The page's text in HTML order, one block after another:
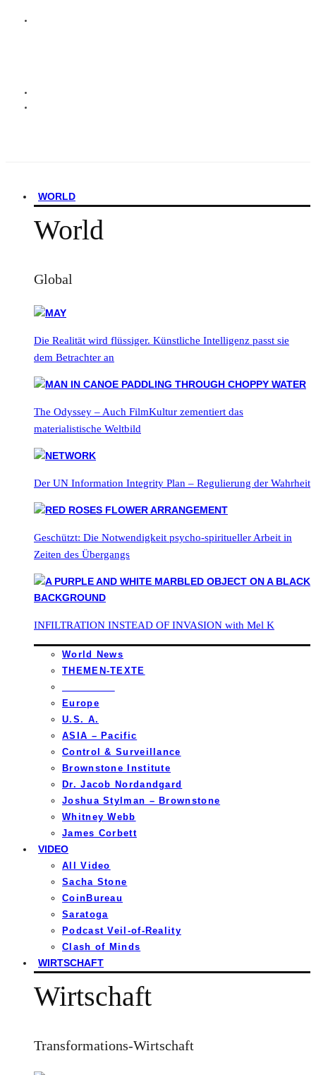
WORLD
World
Global
Die Realität wird flüssiger. Künstliche Intelligenz passt sie
dem Betrachter an
The Odyssey – Auch FilmKultur zementiert das
materialistische Weltbild
Der UN Information Integrity Plan – Regulierung der Wahrheit
Geschützt: Die Notwendigkeit psycho-spiritueller Arbeit in
Zeiten des Übergangs
INFILTRATION INSTEAD OF INVASION with Mel K
World News
THEMEN-TEXTE
Europe
U.S. A.
ASIA – Pacific
Control & Surveillance
Brownstone Institute
Dr. Jacob Nordandgard
Joshua Stylman – Brownstone
Whitney Webb
James Corbett
VIDEO
All Video
Sacha Stone
CoinBureau
Saratoga
Podcast Veil-of-Reality
Clash of Minds
WIRTSCHAFT
Wirtschaft
Transformations-Wirtschaft